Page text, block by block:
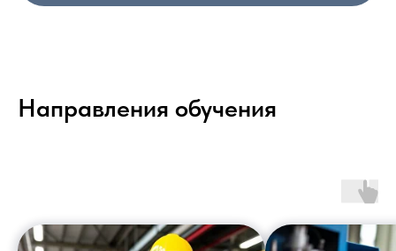
Направления обучения